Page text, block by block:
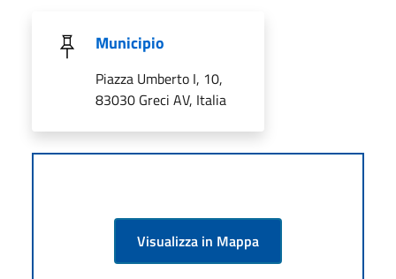
Municipio
Piazza Umberto I, 10,
83030 Greci AV, Italia
Visualizza in Mappa